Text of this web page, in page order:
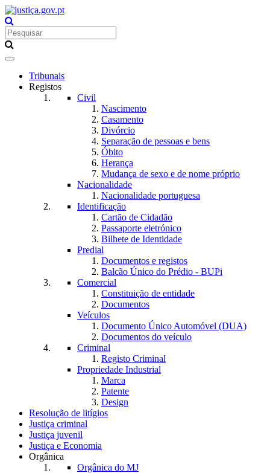
Toggle
navigationTribunais
Registos
Civil
Nascimento
Casamento
Divórcio
Separação de pessoas e bens
Óbito
Herança
Mudança de sexo e de nome próprio
Nacionalidade
Nacionalidade portuguesa
Identificação
Cartão de Cidadão
Passaporte eletrónico
Bilhete de Identidade
Predial
Documentos e registos
Balcão Único do Prédio - BUPi
Comercial
Constituição de entidade
Documentos
Veículos
Documento Único Automóvel (DUA)
Documentos do veículo
Criminal
Registo Criminal
Propriedade Industrial
Marca
Patente
Design
Resolução de litígios
Justiça criminal
Justiça juvenil
Justiça e Economia
Orgânica
Orgânica do MJ